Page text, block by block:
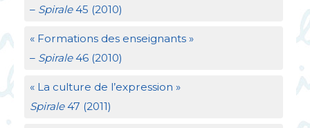
– Spirale45 (2010)
« Formations des enseignants »
– Spirale46 (2010)
« La culture de l’expression »
Spirale47 (2011)